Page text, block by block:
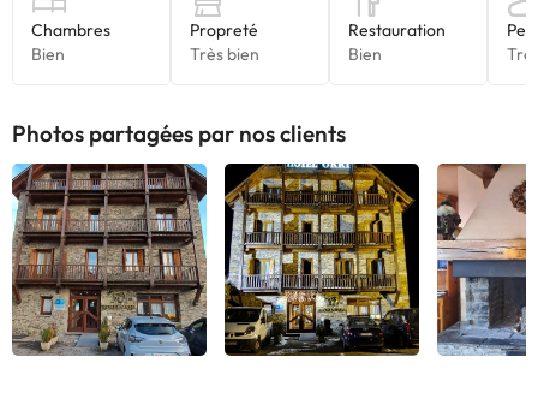
Photos partagées par nos clients